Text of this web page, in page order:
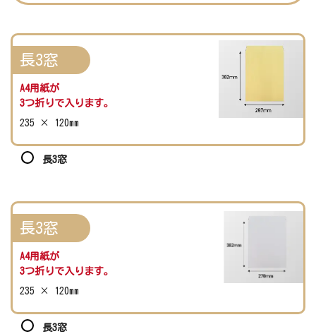
長3窓
A4用紙が
3つ折りで入ります。
235 × 120mm
長3窓
長3窓
A4用紙が
3つ折りで入ります。
235 × 120mm
長3窓